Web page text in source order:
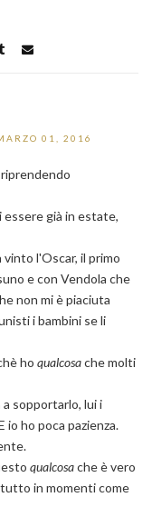
01, 2016
essere già in estate,
l'Oscar, il primo
e con Vendola che
non mi è piaciuta
i bambini se li
ho qualcosache molti
sopportarlo, lui i
io ho poca pazienza.
qualcosache è vero
in momenti come